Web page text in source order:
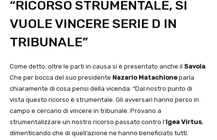
“RICORSO STRUMENTALE, SI
VUOLE VINCERE SERIE D IN
TRIBUNALE”
Come detto, oltre le parti in causa si è presentato anche il Savoia.
Che per bocca del suo presidente Nazario Matachione parla
chiaramente di cosa pensi della vicenda: “Dal nostro punto di
vista questo ricorso è strumentale. Gli avversari hanno perso in
campo e cercano di vincere in tribunale. Provano a
strumentalizzare un nostro ricorso passato contro l’Igea Virtus,
dimenticando che di quell’azione ne hanno beneficiato tutti.